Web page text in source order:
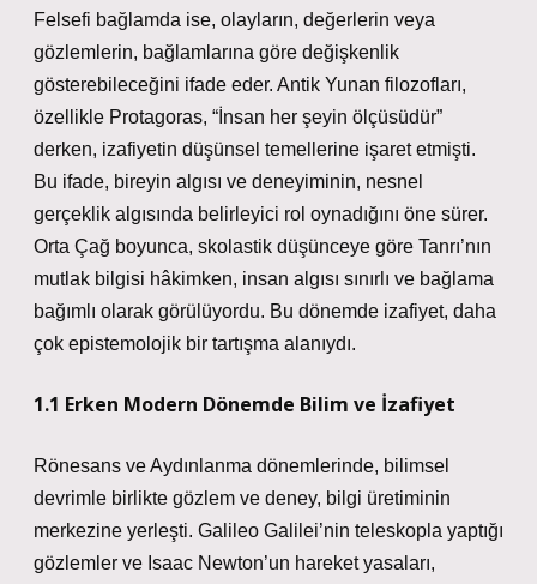
Felsefi bağlamda ise, olayların, değerlerin veya
gözlemlerin, bağlamlarına göre değişkenlik
gösterebileceğini ifade eder. Antik Yunan filozofları,
özellikle Protagoras, “İnsan her şeyin ölçüsüdür”
derken, izafiyetin düşünsel temellerine işaret etmişti.
Bu ifade, bireyin algısı ve deneyiminin, nesnel
gerçeklik algısında belirleyici rol oynadığını öne sürer.
Orta Çağ boyunca, skolastik düşünceye göre Tanrı’nın
mutlak bilgisi hâkimken, insan algısı sınırlı ve bağlama
bağımlı olarak görülüyordu. Bu dönemde izafiyet, daha
çok epistemolojik bir tartışma alanıydı.
1.1 Erken Modern Dönemde Bilim ve İzafiyet
Rönesans ve Aydınlanma dönemlerinde, bilimsel
devrimle birlikte gözlem ve deney, bilgi üretiminin
merkezine yerleşti. Galileo Galilei’nin teleskopla yaptığı
gözlemler ve Isaac Newton’un hareket yasaları,